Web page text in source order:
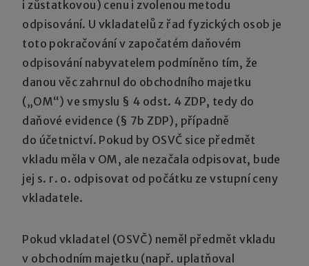
i zůstatkovou) cenu i zvolenou metodu
odpisování. U vkladatelů z řad fyzických osob je
toto pokračování v započatém daňovém
odpisování nabyvatelem podmíněno tím, že
danou věc zahrnul do obchodního majetku
(„OM“) ve smyslu § 4 odst. 4 ZDP, tedy do
daňové evidence (§ 7b ZDP), případně
do účetnictví. Pokud by OSVČ sice předmět
vkladu měla v OM, ale nezačala odpisovat, bude
jej s. r. o. odpisovat od počátku ze vstupní ceny
vkladatele.
Pokud vkladatel (OSVČ) neměl předmět vkladu
v obchodním majetku (např. uplatňoval